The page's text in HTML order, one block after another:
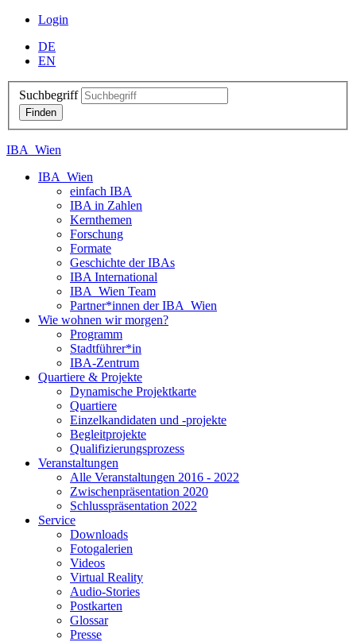
Login
DE
EN
Suchbegriff
IBA_Wien
IBA_Wien
einfach IBA
IBA in Zahlen
Kernthemen
Forschung
Formate
Geschichte der IBAs
IBA International
IBA_Wien Team
Partner*innen der IBA_Wien
Wie wohnen wir morgen?
Programm
Stadtführer*in
IBA-Zentrum
Quartiere & Projekte
Dynamische Projektkarte
Quartiere
Einzelkandidaten und -projekte
Begleitprojekte
Qualifizierungsprozess
Veranstaltungen
Alle Veranstaltungen 2016 - 2022
Zwischenpräsentation 2020
Schlusspräsentation 2022
Service
Downloads
Fotogalerien
Videos
Virtual Reality
Audio-Stories
Postkarten
Glossar
Presse